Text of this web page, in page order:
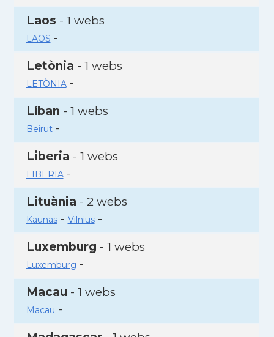
Laos - 1 webs
LAOS -
Letònia - 1 webs
LETÒNIA-
Líban - 1 webs
Beirut-
Liberia - 1 webs
LIBERIA-
Lituània - 2 webs
Kaunas- Vilnius-
Luxemburg - 1 webs
Luxemburg -
Macau - 1 webs
Macau -